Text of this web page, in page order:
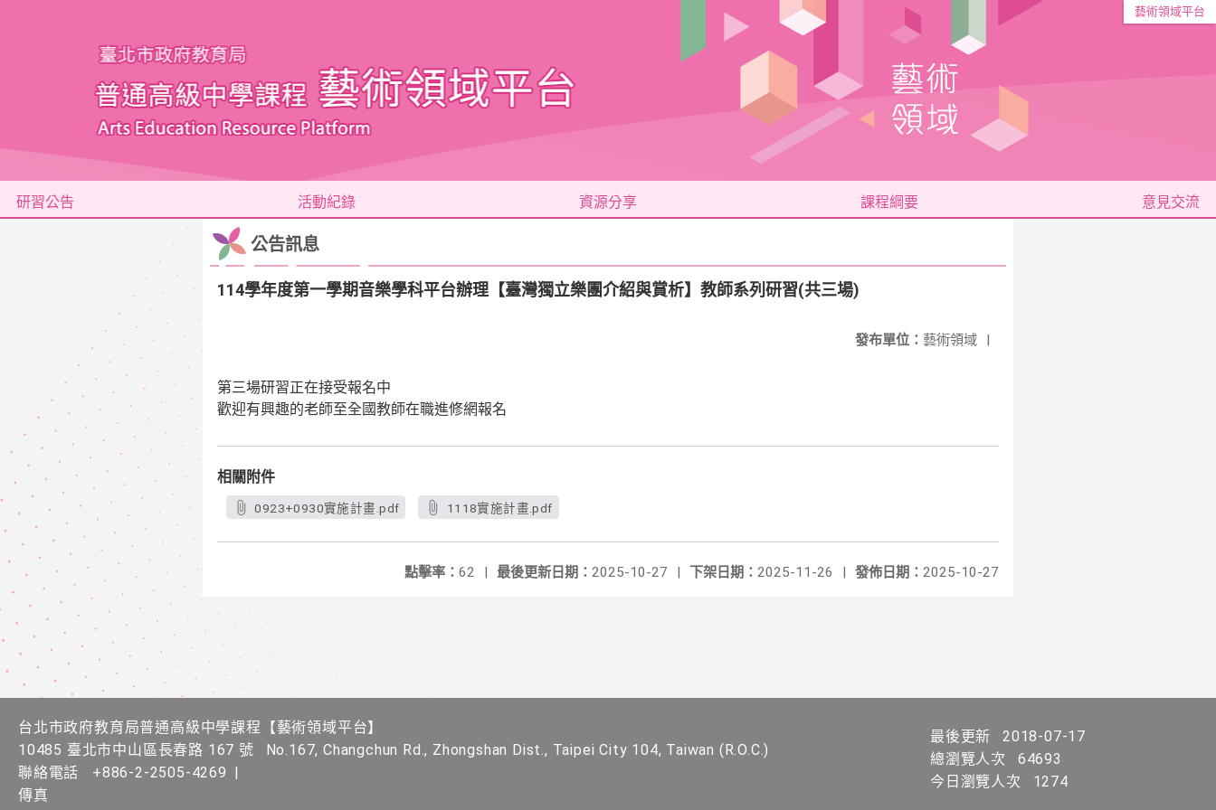
藝術領域平台
研習公告 活動紀錄 資源分享 課程綱要 意見交流
公告訊息
114學年度第一學期音樂學科平台辦理【臺灣獨立樂團介紹與賞析】教師系列研習(共三場)
發布單位： 藝術領域 |
第三場研習正在接受報名中
歡迎有興趣的老師至全國教師在職進修網報名
相關附件
0923+0930實施計畫.pdf 1118實施計畫.pdf
發佈日期： 2025-10-27
下架日期： 2025-11-26 |
最後更新日期： 2025-10-27 |
點擊率： 62 |
台北市政府教育局普通高級中學課程​【​藝術領域平台】
10485 臺北市中山區長春路 167 號
No.167, Changchun Rd., Zhongshan Dist., Taipei City 104, Taiwan (R.O.C.)
聯絡電話
+886-2-2505-4269 |
傳真
最後更新
2018-07-17
總瀏覽人次
64693
今日瀏覽人次
1274